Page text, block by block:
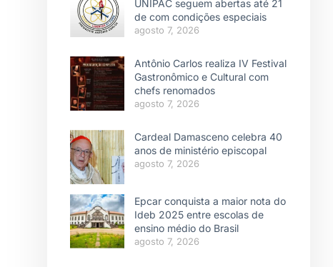
UNIPAC seguem abertas até 21
de com condições especiais
agosto 7, 2026
Antônio Carlos realiza IV Festival
Gastronômico e Cultural com
chefs renomados
agosto 7, 2026
Cardeal Damasceno celebra 40
anos de ministério episcopal
agosto 7, 2026
Epcar conquista a maior nota do
Ideb 2025 entre escolas de
ensino médio do Brasil
agosto 7, 2026